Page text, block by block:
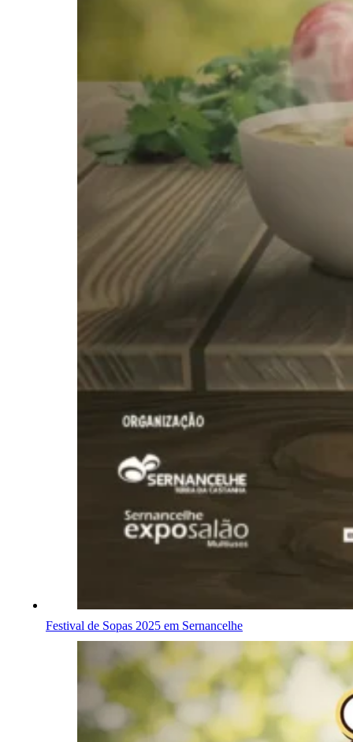
Festival de Sopas 2025 em Sernancelhe